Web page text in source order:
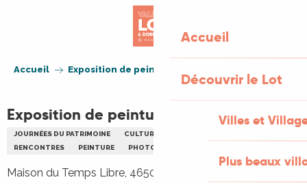
Accueil
Découvrir le Lot
Villes et
Plus beaux
Accueil Exposition de peinture
Exposition de peinture
JOURNÉES DU PATRIMOINE CULTURELLE
RENCONTRES
PEINTURE PHOTOGRAPHIE
Maison du Temps Libre, 46500 Thégra